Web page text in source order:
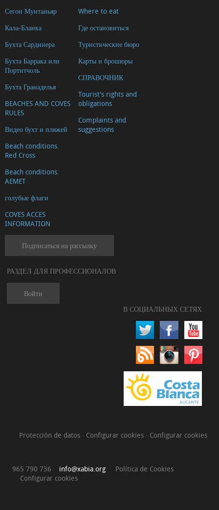
Сегон Мунтаньяр
Кала-Бланка
Бухта Сардинера
Бухта Баррака или
Портитчоль
Бухта Гранаделья
BEACHES AND COVES
RULES
Видео бухт и пляжей
Beach conditions.
Red Cross
Beach conditions.
AEMET
голубые флаги
COVES ACCES
INFORMATION
Where to eat
Где остановиться
Туристические бюро
Карты и брошюры
СПРАВОЧНИК
Tourist's rights and
obligations
Complaints and
suggestions
Подписаться на рассылку
РАЗДЕЛ ДЛЯ ПРОФЕССИОНАЛОВ
Войти
В СОЦИАЛЬНЫХ СЕТЯХ
Protección de datos · Configurar cookies · Configurar cookies
965 790 736 info@xabia.org
Política de Cookies
Configurar cookies